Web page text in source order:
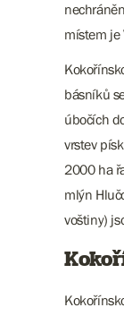
místem je
básníků
úbočích
vrstev
2000 ha
mlýn
voštiny)